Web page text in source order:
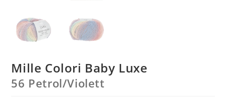
Mille Colori Baby Luxe
56 Petrol/Violett